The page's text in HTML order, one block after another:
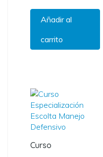
Añadir al
carrito
Curso